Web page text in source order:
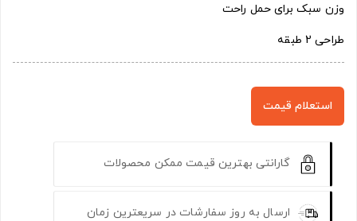
وزن سبک برای حمل راحت
طراحی 2 طبقه
استعلام قیمت
گارانتی بهترین قیمت ممکن محصولات
ارسال به روز سفارشات در سریعترین زمان